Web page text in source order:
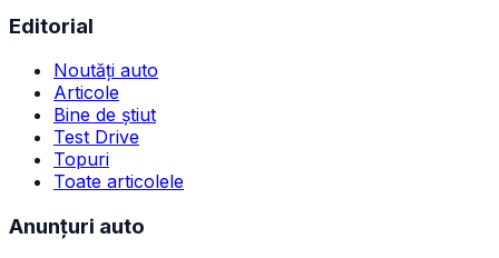
Editorial
Noutăți auto
Articole
Bine de știut
Test Drive
Topuri
Toate articolele
Anunțuri auto